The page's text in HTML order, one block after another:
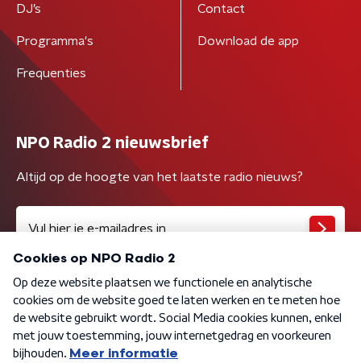
DJ’s
Programma's
Frequenties
Contact
Download de app
NPO Radio 2 nieuwsbrief
Altijd op de hoogte van het laatste radio nieuws?
Algemene voorwaarden